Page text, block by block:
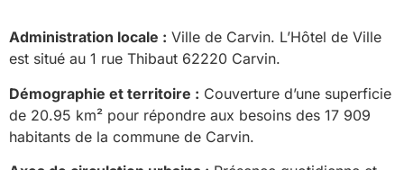
Administration locale : Ville de Carvin. L’Hôtel de Ville
est situé au 1 rue Thibaut 62220 Carvin.
Démographie et territoire : Couverture d’une superficie
de 20.95 km² pour répondre aux besoins des 17 909
habitants de la commune de Carvin.